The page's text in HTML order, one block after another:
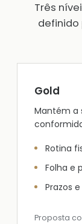
Três
definido
Gold
Mantém a
Rotina
Folha e
Prazos
Proposta